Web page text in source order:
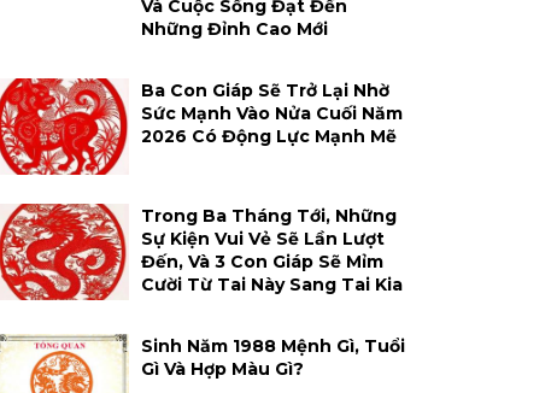
Và Cuộc Sống Đạt Đến
Những Đỉnh Cao Mới
Ba Con Giáp Sẽ Trở Lại Nhờ
Sức Mạnh Vào Nửa Cuối Năm
2026 Có Động Lực Mạnh Mẽ
Trong Ba Tháng Tới, Những
Sự Kiện Vui Vẻ Sẽ Lần Lượt
Đến, Và 3 Con Giáp Sẽ Mỉm
Cười Từ Tai Này Sang Tai Kia
Sinh Năm 1988 Mệnh Gì, Tuổi
Gì Và Hợp Màu Gì?